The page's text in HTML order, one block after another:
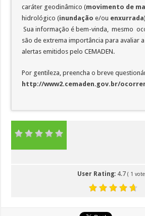
caráter geodinâmico (movimento de
hidrológico (inundaçãoe/ou enxurrada
Sua informação é bem-vinda, mesmo
são de extrema importância para avaliar
alertas emitidos pelo CEMADEN.
Por gentileza, preencha o breve
http://www2.cemaden.gov.br/
User Rating: 4.7 ( 1